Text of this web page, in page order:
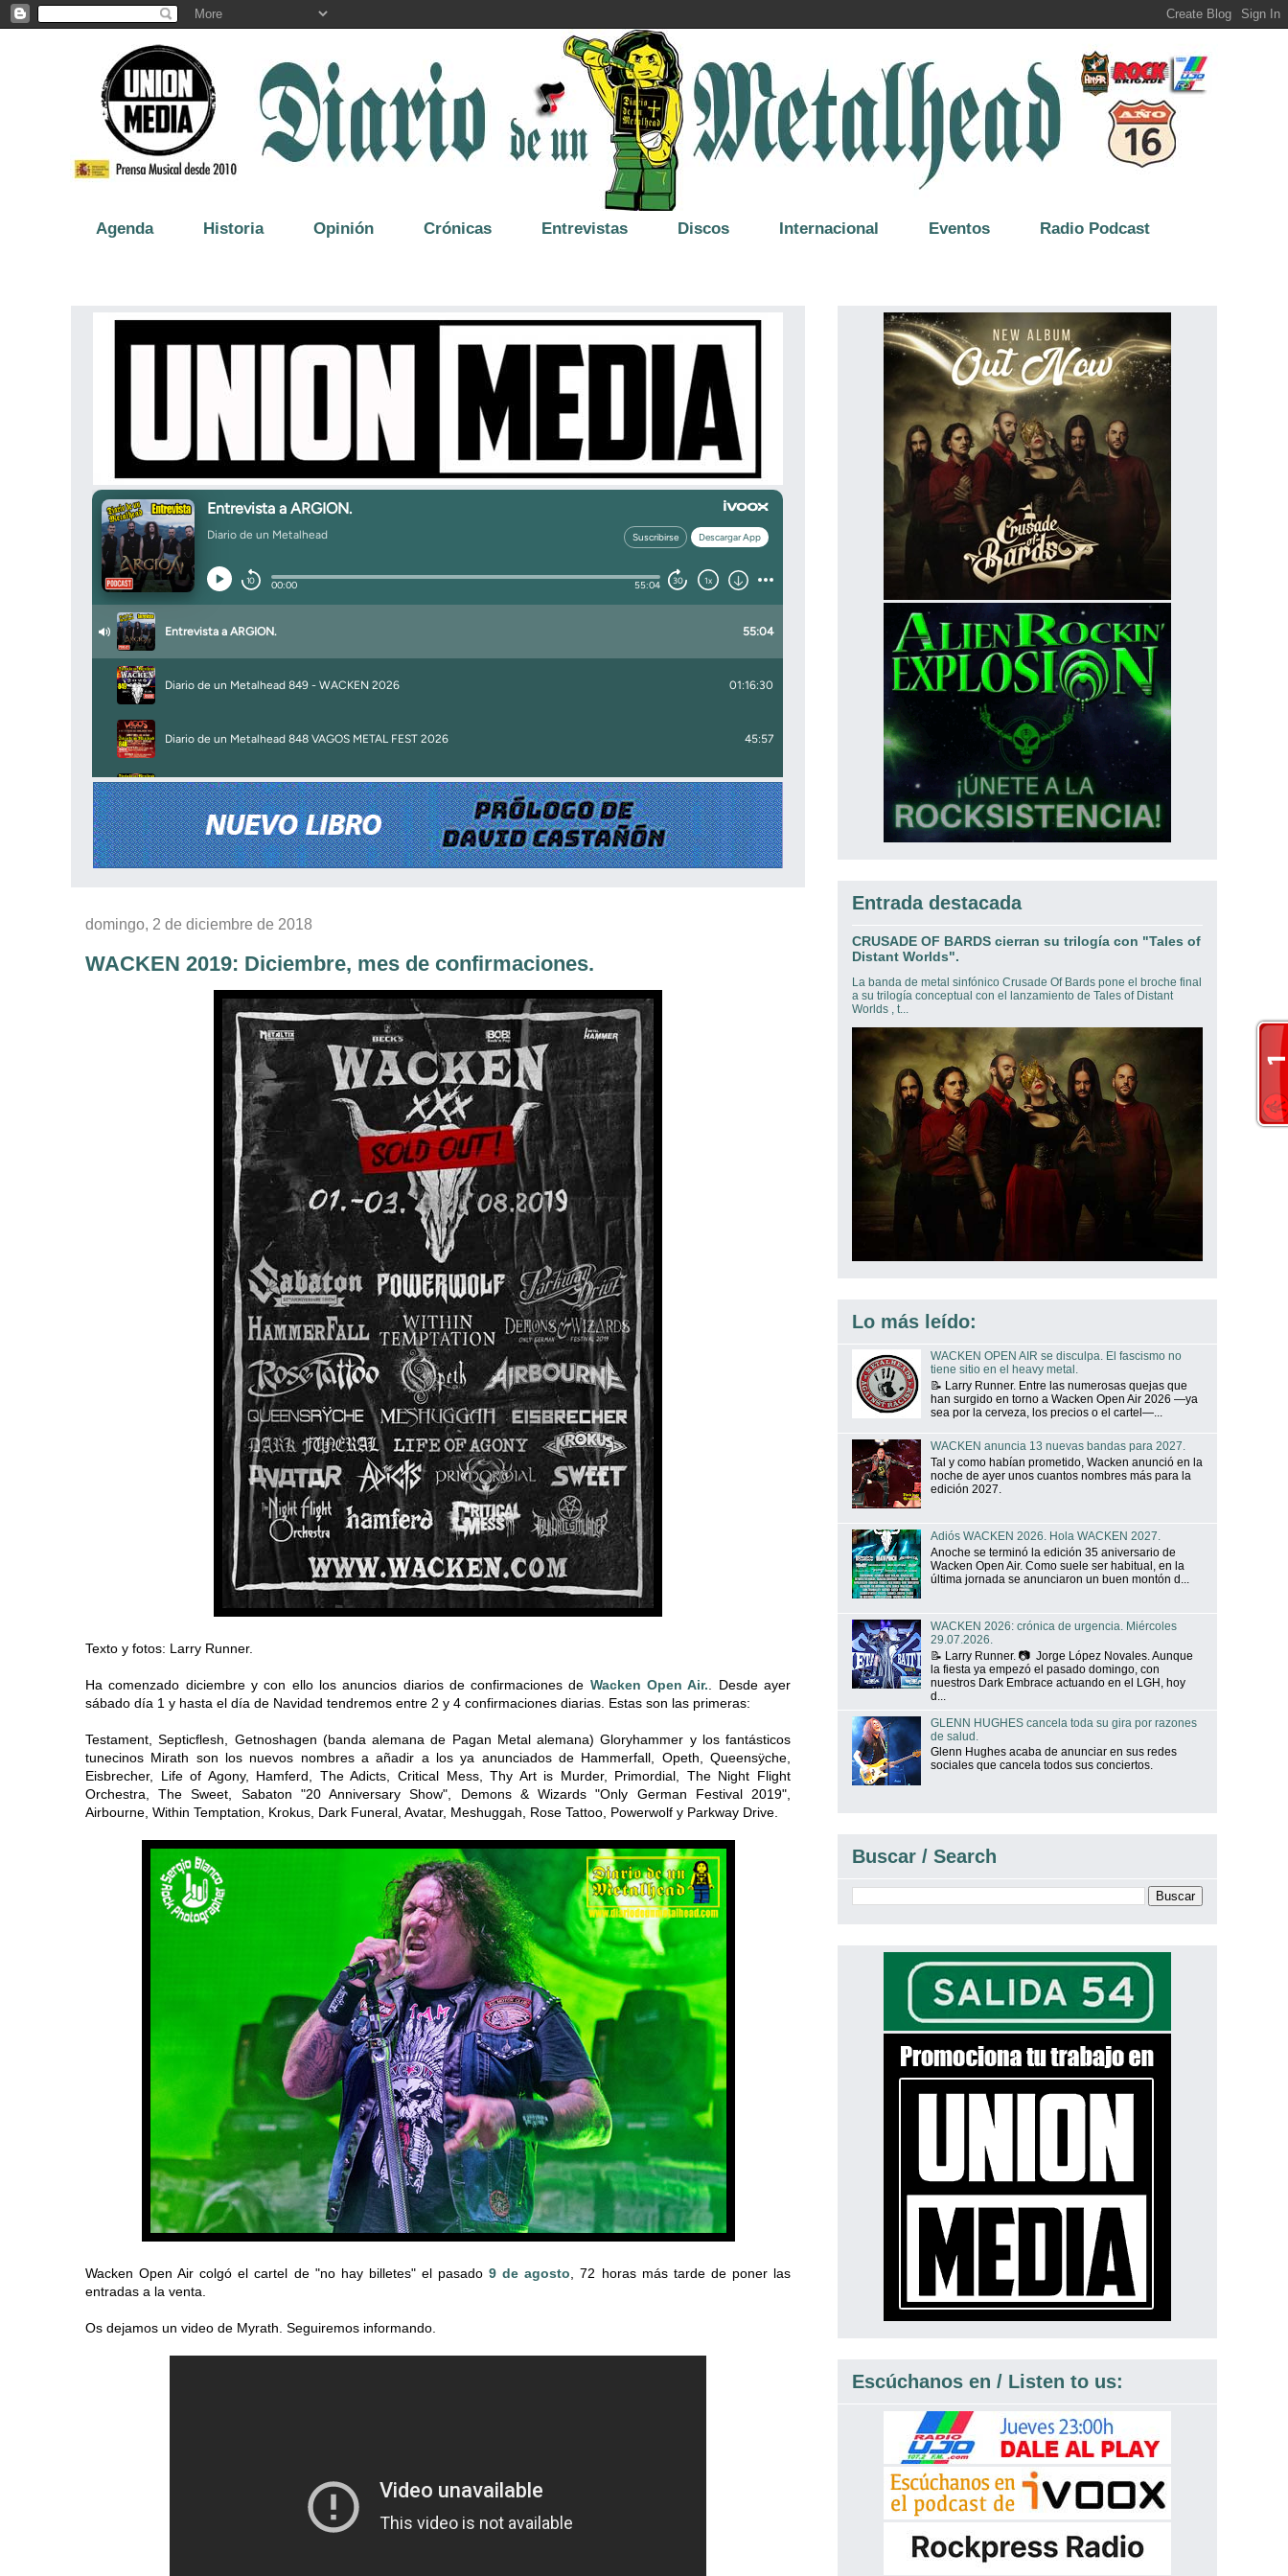
Agenda Historia Opinión Crónicas Entrevistas Discos Internacional Eventos Radio Podcast
domingo, 2 de diciembre de 2018
WACKEN 2019: Diciembre, mes de confirmaciones.
Texto y fotos: Larry Runner.
Ha comenzado diciembre y con ello los anuncios diarios de confirmaciones de Wacken Open Air.. Desde ayer
sábado día 1 y hasta el día de Navidad tendremos entre 2 y 4 confirmaciones diarias. Estas son las primeras:
Testament, Septicflesh, Getnoshagen (banda alemana de Pagan Metal alemana) Gloryhammer y los fantásticos
tunecinos Mirath son los nuevos nombres a añadir a los ya anunciados de Hammerfall, Opeth, Queensÿche,
Eisbrecher, Life of Agony, Hamferd, The Adicts, Critical Mess, Thy Art is Murder, Primordial, The Night Flight
Orchestra, The Sweet, Sabaton "20 Anniversary Show", Demons & Wizards "Only German Festival 2019",
Airbourne, Within Temptation, Krokus, Dark Funeral, Avatar, Meshuggah, Rose Tattoo, Powerwolf y Parkway Drive.
Wacken Open Air colgó el cartel de "no hay billetes" el pasado 9 de agosto, 72 horas más tarde de poner las
entradas a la venta.
Os dejamos un video de Myrath. Seguiremos informando.
Entrada destacada
CRUSADE OF BARDS cierran su trilogía con "Tales of
Distant Worlds".
La banda de metal sinfónico Crusade Of Bards pone el broche final
a su trilogía conceptual con el lanzamiento de Tales of Distant
Worlds , t...
Lo más leído:
WACKEN OPEN AIR se disculpa. El fascismo no
tiene sitio en el heavy metal.
📝 Larry Runner. Entre las numerosas quejas que
han surgido en torno a Wacken Open Air 2026 —ya
sea por la cerveza, los precios o el cartel—...
WACKEN anuncia 13 nuevas bandas para 2027.
Tal y como habían prometido, Wacken anunció en la
noche de ayer unos cuantos nombres más para la
edición 2027.
Adiós WACKEN 2026. Hola WACKEN 2027.
Anoche se terminó la edición 35 aniversario de
Wacken Open Air. Como suele ser habitual, en la
última jornada se anunciaron un buen montón d...
WACKEN 2026: crónica de urgencia. Miércoles
29.07.2026.
📝 Larry Runner. 📷 Jorge López Novales. Aunque
la fiesta ya empezó el pasado domingo, con
nuestros Dark Embrace actuando en el LGH, hoy
d...
GLENN HUGHES cancela toda su gira por razones
de salud.
Glenn Hughes acaba de anunciar en sus redes
sociales que cancela todos sus conciertos.
Buscar / Search
Escúchanos en / Listen to us: